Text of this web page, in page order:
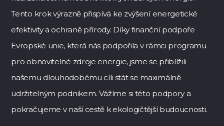
Tento krok výrazně přispívá ke zvýšení energetické
efektivity a ochraně přírody. Díky finanční podpoře
Evropské unie, která nás podpořila v rámci programu
pro obnovitelné zdroje energie, jsme se přiblížili
našemu dlouhodobému cíli stát se maximálně
udržitelným podnikem. Vážíme si této podpory a
pokračujeme v naší cestě k ekologičtější budoucnosti.